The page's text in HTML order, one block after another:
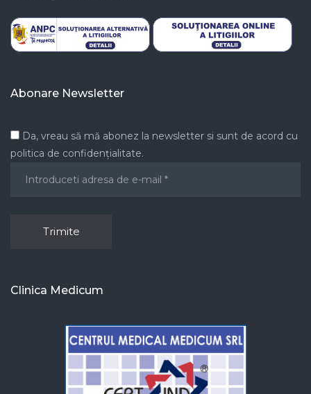
Abonare Newsletter
Da, vreau să mă abonez la newsletter si sunt de acord cu
politica de confidențialitate.
Clinica Medicum